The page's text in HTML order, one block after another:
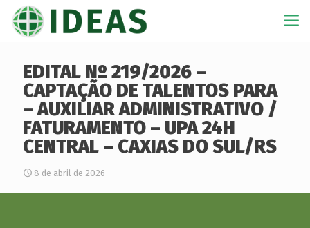
EDITAL Nº 219/2026 –
CAPTAÇÃO DE TALENTOS PARA
– AUXILIAR ADMINISTRATIVO /
FATURAMENTO – UPA 24H
CENTRAL – CAXIAS DO SUL/RS
8 de abril de 2026